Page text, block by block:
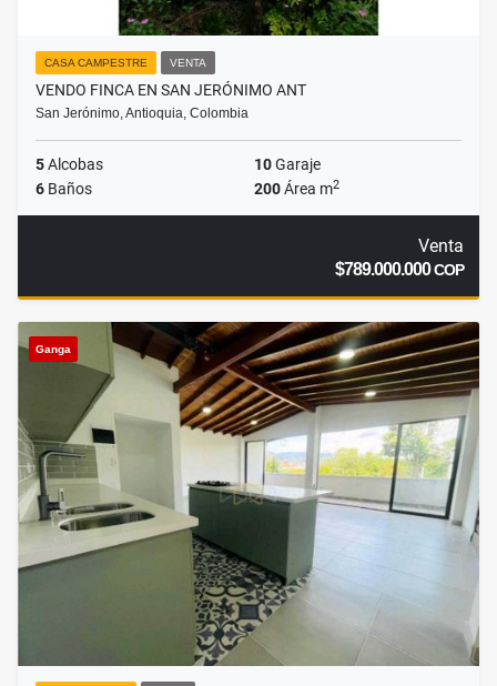
CASA CAMPESTRE VENTA
VENDO FINCA EN SAN JERÓNIMO ANT
San Jerónimo, Antioquia, Colombia
5Alcobas 10Garaje
6 Baños 200Área m2
Venta
$789.000.000COP
Ganga